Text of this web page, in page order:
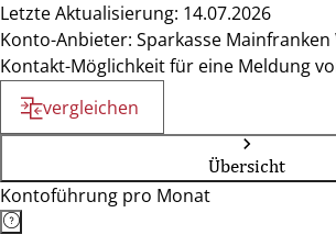
Letzte Aktualisierung: 14.07.2026
Konto-Anbieter: Sparkasse
Kontakt-Möglichkeit für eine Meldung
vergleichen
Übersicht
Kontoführung pro Monat